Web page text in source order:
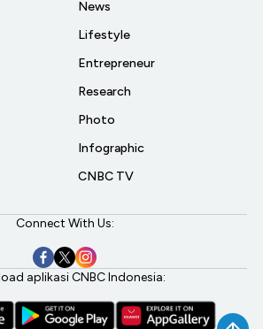
News
Lifestyle
Entrepreneur
Research
Photo
Infographic
CNBC TV
Connect With Us:
aplikasi CNBC Indonesia: